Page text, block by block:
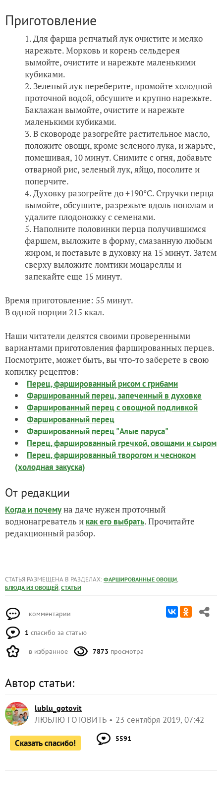
Приготовление
Для фарша репчатый лук очистите и мелко
нарежьте. Морковь и корень сельдерея
вымойте, очистите и нарежьте маленькими
кубиками.
Зеленый лук переберите, промойте холодной
проточной водой, обсушите и крупно нарежьте.
Баклажан вымойте, очистите и нарежьте
маленькими кубиками.
В сковороде разогрейте растительное масло,
положите овощи, кроме зеленого лука, и жарьте,
помешивая, 10 минут. Снимите с огня, добавьте
отварной рис, зеленый лук, яйцо, посолите и
поперчите.
Духовку разогрейте до +190°С. Стручки перца
вымойте, обсушите, разрежьте вдоль пополам и
удалите плодоножку с семенами.
Наполните половинки перца получившимся
фаршем, выложите в форму, смазанную любым
жиром, и поставьте в духовку на 15 минут. Затем
сверху выложите ломтики моцареллы и
запекайте еще 15 минут.
Время приготовление: 55 минут.
В одной порции 215 ккал.
Наши читатели делятся своими проверенными
вариантами приготовления фаршированных перцев.
Посмотрите, может быть, вы что-то заберете в свою
копилку рецептов:
Перец, фаршированный рисом с грибами
Фаршированный перец, запеченный в духовке
Фаршированный перец с овощной подливкой
Фаршированный перец
Фаршированный перец "Алые паруса"
Перец, фаршированный гречкой, овощами и сыром
Перец, фаршированный творогом и чесноком
(холодная закуска)
От редакции
Когда и почемуна даче нужен проточный
воднонагреватель и как его выбрать. Прочитайте
редакционный разбор.
СТАТЬЯ РАЗМЕЩЕНА В РАЗДЕЛАХ: ФАРШИРОВАННЫЕ ОВОЩИ,
БЛЮДА ИЗ ОВОЩЕЙ, СТАТЬИ
комментарии
1 спасибо за статью
в избранное 7873 просмотра
Автор статьи:
lublu_gotovit
ЛЮБЛЮ ГОТОВИТЬ 23 сентября 2019, 07:42
Сказать спасибо! 5591